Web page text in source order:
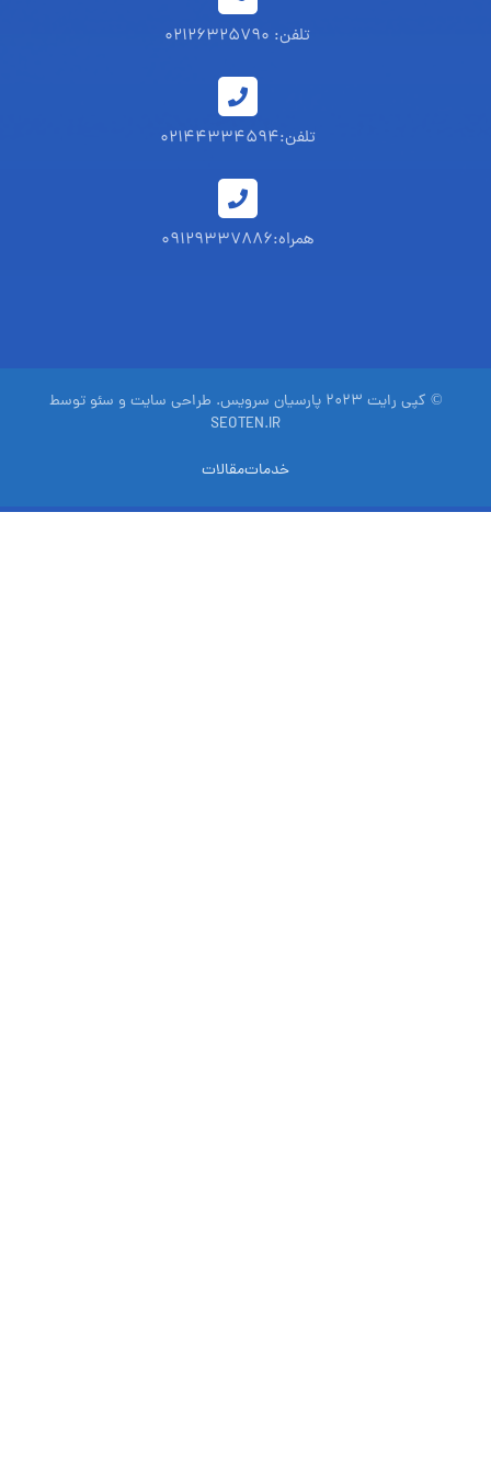
تلفن: 02126325790
تلفن:02144334594
همراه:09129337886
© کپی رایت ۲۰۲۳ پارسیان سرویس. طراحی سایت و سئو توسط
SEOTEN.IR
مقالاتخدمات